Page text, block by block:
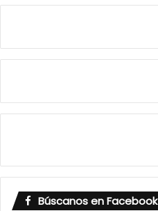
Búscanos en Facebook